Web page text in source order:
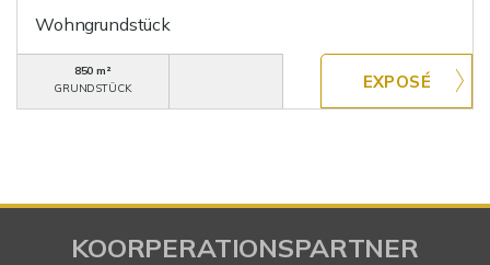
Wohngrundstück
850 m²
GRUNDSTÜCK
KOORPERATIONSPARTNER